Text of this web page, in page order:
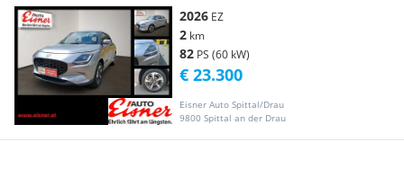
2026 EZ
2 km
82 PS (60 kW)
Eisner Auto Spittal/Drau
9800 Spittal an der Drau
€ 23.300